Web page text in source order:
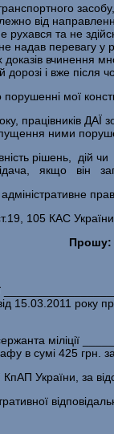
від
та не
перевагу
вчинення
і вже після
мої
ДАЇ
ними
рішень,
якщо він
105 КАС України,
Прошу:
року
міліції
в сумі 425 грн.
України, за